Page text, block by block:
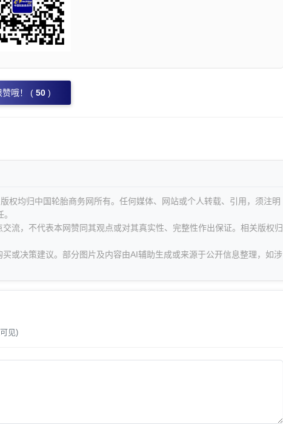
赞哦！ ( 50 )
权均归中国轮胎商务网所有。任何媒体、网站或个人转载、引用，须注明
流，不代表本网赞同其观点或对其真实性、完整性作出保证。相关版权归
或决策建议。部分图片及内容由AI辅助生成或来源于公开信息整理，如涉
见)